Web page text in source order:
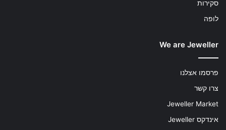
סקירות
לופה
We are Jeweller
פרסמו אצלנו
צרו קשר
Jeweller Market
אינדקס Jeweller